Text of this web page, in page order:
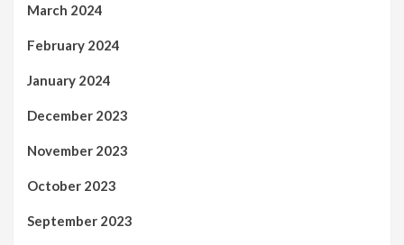
March 2024
February 2024
January 2024
December 2023
November 2023
October 2023
September 2023